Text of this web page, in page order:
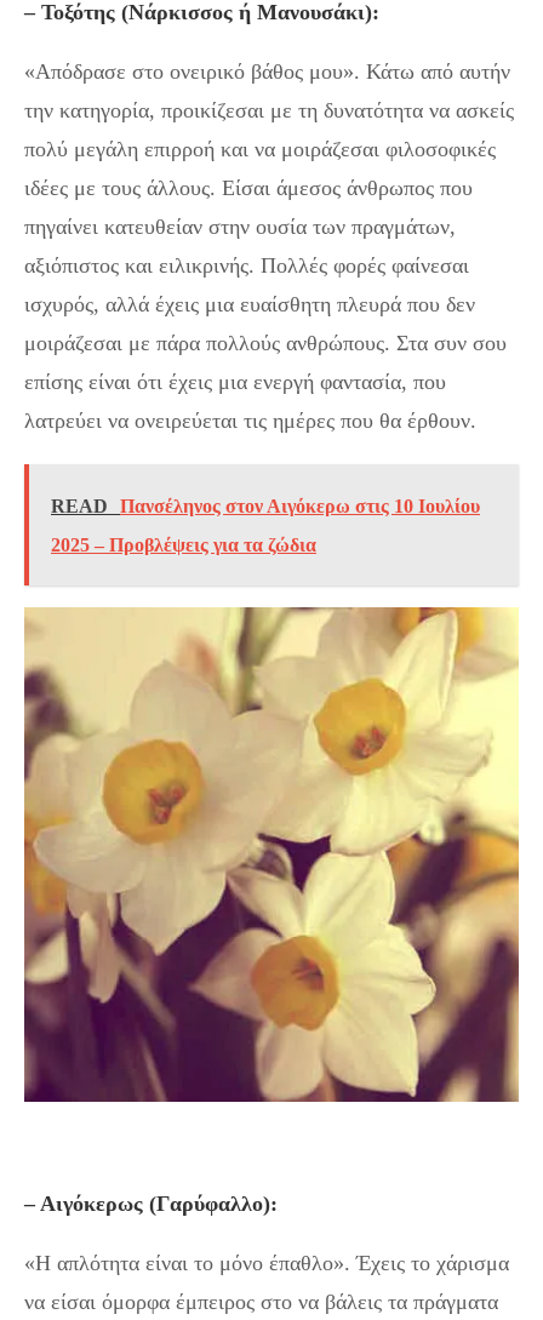
– Τοξότης (Νάρκισσος ή Μανουσάκι):
«Απόδρασε στο ονειρικό βάθος μου». Κάτω από αυτήν
την κατηγορία, προικίζεσαι με τη δυνατότητα να ασκείς
πολύ μεγάλη επιρροή και να μοιράζεσαι φιλοσοφικές
ιδέες με τους άλλους. Είσαι άμεσος άνθρωπος που
πηγαίνει κατευθείαν στην ουσία των πραγμάτων,
αξιόπιστος και ειλικρινής. Πολλές φορές φαίνεσαι
ισχυρός, αλλά έχεις μια ευαίσθητη πλευρά που δεν
μοιράζεσαι με πάρα πολλούς ανθρώπους. Στα συν σου
επίσης είναι ότι έχεις μια ενεργή φαντασία, που
λατρεύει να ονειρεύεται τις ημέρες που θα έρθουν.
READ
Πανσέληνος στον Αιγόκερω στις 10 Ιουλίου
2025 – Προβλέψεις για τα ζώδια
– Αιγόκερως (Γαρύφαλλο):
«Η απλότητα είναι το μόνο έπαθλο». Έχεις το χάρισμα
να είσαι όμορφα έμπειρος στο να βάλεις τα πράγματα